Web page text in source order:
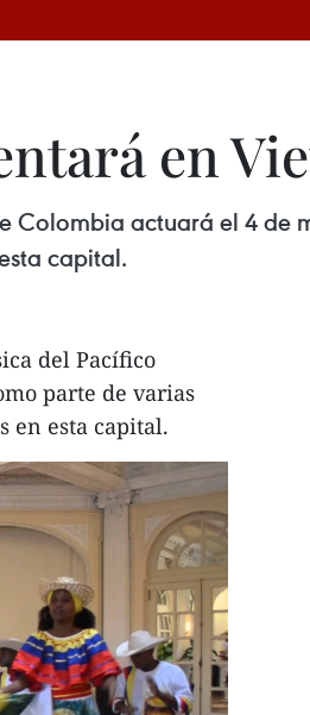
en
Colombia actuará el 4 de
capital.
del Pacífico
parte de varias
en esta capital.